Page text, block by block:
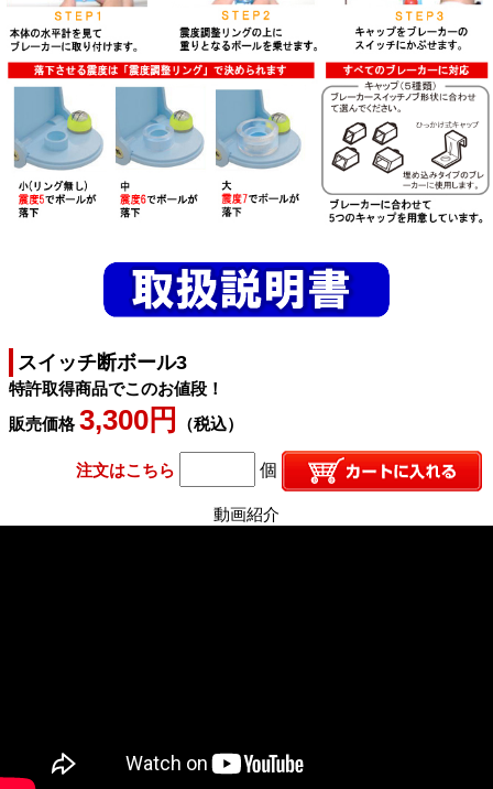
スイッチ断ボール3
特許取得商品でこのお値段！
販売価格3,300円 （税込）
注文はこちら 個
動画紹介